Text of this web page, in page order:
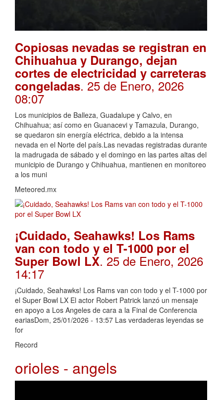
Copiosas nevadas se registran en
Chihuahua y Durango, dejan
cortes de electricidad y carreteras
congeladas. 25 de Enero, 2026
08:07
Los municipios de Balleza, Guadalupe y Calvo, en
Chihuahua; así como en Guanacevi y Tamazula, Durango,
se quedaron sin energía eléctrica, debido a la intensa
nevada en el Norte del país.Las nevadas registradas durante
la madrugada de sábado y el domingo en las partes altas del
municipio de Durango y Chihuahua, mantienen en monitoreo
a los muni
Meteored.mx
¡Cuidado, Seahawks! Los Rams
van con todo y el T-1000 por el
Super Bowl LX. 25 de Enero, 2026
14:17
¡Cuidado, Seahawks! Los Rams van con todo y el T-1000 por
el Super Bowl LX El actor Robert Patrick lanzó un mensaje
en apoyo a Los Angeles de cara a la Final de Conferencia
eariasDom, 25/01/2026 - 13:57 Las verdaderas leyendas se
for
Record
orioles - angels